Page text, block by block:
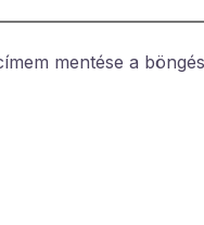
mentése a